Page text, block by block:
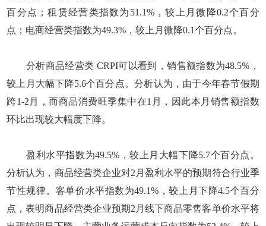
百分点；租赁经营类指数为51.1%，较上月微降0.2个百分
点；电商经营类指数为49.3%，较上月微降0.1个百分点。
分析商品经营类 CRPI可以看到，销售额指数为48.5%，
较上月大幅下降5.6个百分点。分析认为，由于今年春节假期
跨1-2月，而商品消费旺季集中在1月，因此本月销售额指数
环比出现较大幅度下降。
盈利水平指数为49.5%，较上月大幅下降5.7个百分点。
分析认为，商品经营类企业对2月盈利水平的预期符合行业季
节性规律。客单价水平指数为49.1%，较上月下降4.5个百分
点，表明商品经营类企业预期2月线下商品零售客单价水平将